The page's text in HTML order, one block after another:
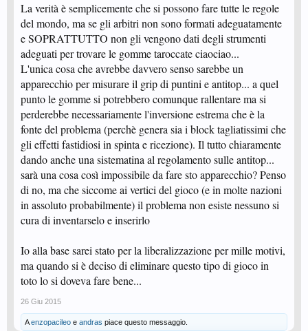
La verità è semplicemente che si possono fare tutte le regole
del mondo, ma se gli arbitri non sono formati adeguatamente
e SOPRATTUTTO non gli vengono dati degli strumenti
adeguati per trovare le gomme taroccate ciaociao...
L'unica cosa che avrebbe davvero senso sarebbe un
apparecchio per misurare il grip di puntini e antitop... a quel
punto le gomme si potrebbero comunque rallentare ma si
perderebbe necessariamente l'inversione estrema che è la
fonte del problema (perchè genera sia i block tagliatissimi che
gli effetti fastidiosi in spinta e ricezione). Il tutto chiaramente
dando anche una sistematina al regolamento sulle antitop...
sarà una cosa così impossibile da fare sto apparecchio? Penso
di no, ma che siccome ai vertici del gioco (e in molte nazioni
in assoluto probabilmente) il problema non esiste nessuno si
cura di inventarselo e inserirlo
Io alla base sarei stato per la liberalizzazione per mille motivi,
ma quando si è deciso di eliminare questo tipo di gioco in
toto lo si doveva fare bene...
26 Giu 2015
Aenzopacileo e andras piace questo messaggio.